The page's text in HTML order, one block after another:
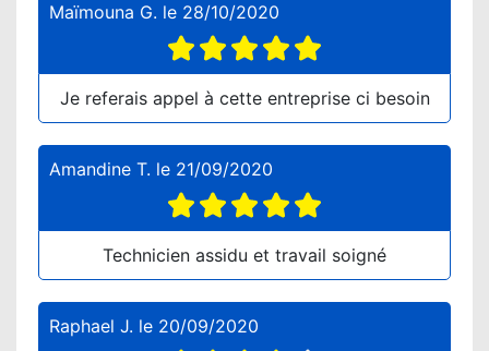
Maïmouna G. le 28/10/2020
Je referais appel à cette entreprise ci besoin
Amandine T. le 21/09/2020
Technicien assidu et travail soigné
Raphael J. le 20/09/2020